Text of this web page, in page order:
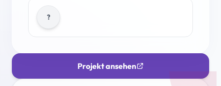
?
Projekt ansehen